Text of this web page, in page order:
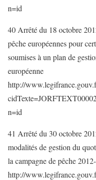
n=id
40 Arrêté du 18 octobre
pêche européennes pour
soumises à un plan de
européenne
http://
n=id
41 Arrêté du 30 octobre
modalités de gestion du
la campagne de pêche
http://